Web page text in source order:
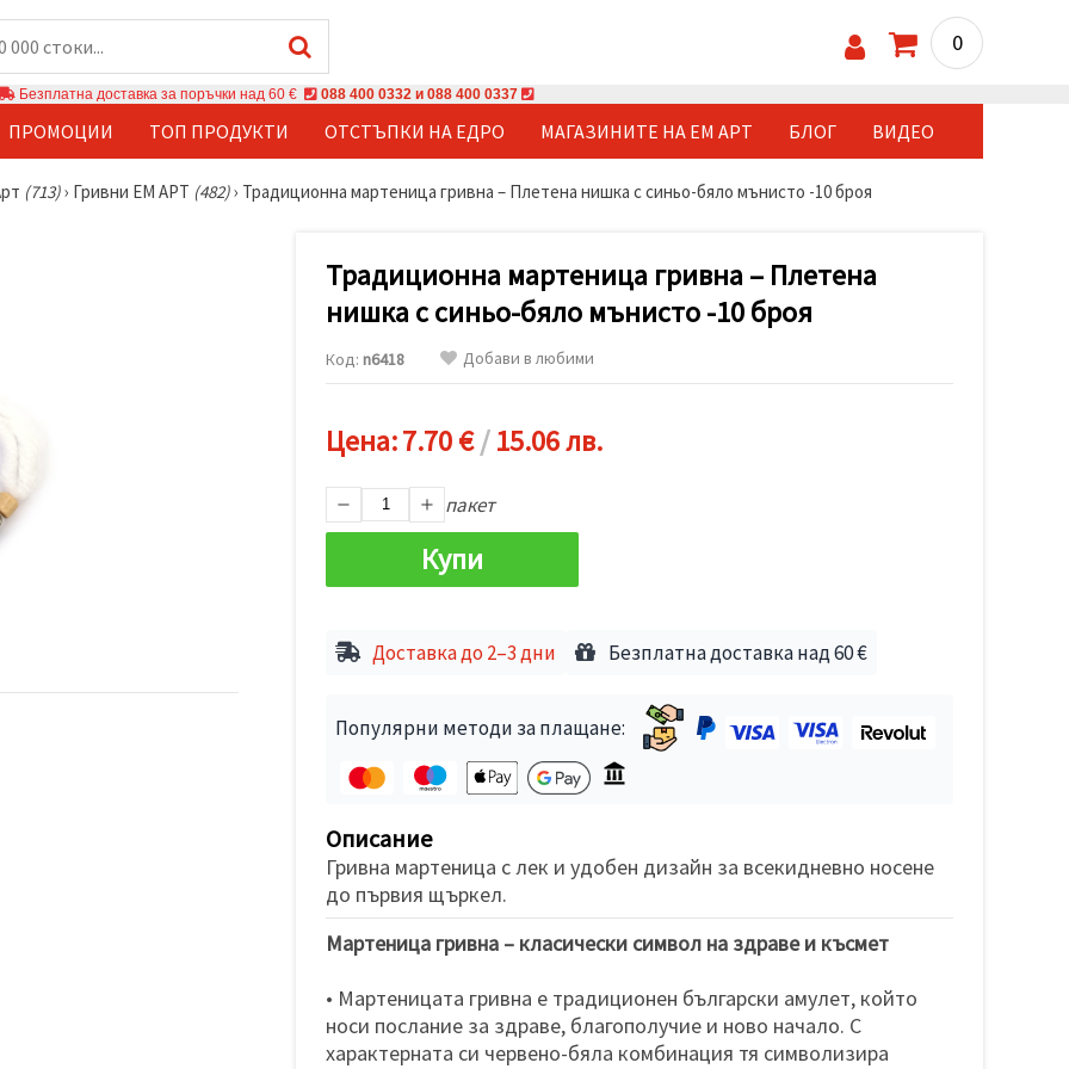
0
Безплатна доставка за поръчки над 60 € 088 400 0332 и 088 400 0337
ПРОМОЦИИ ТОП ПРОДУКТИ ОТСТЪПКИ НА ЕДРО МАГАЗИНИТЕ НА ЕМ АРТ БЛОГ ВИДЕО
(713)› Гривни ЕМ АРТ (482)› Традиционна мартеница гривна – Плетена нишка с синьо-бяло мънисто -10 броя
Традиционна мартеница гривна – Плетена
нишка с синьо-бяло мънисто -10 броя
Код: n6418 Добави в любими
Цена:7.70 €/15.06 лв.
пакет
Купи
Доставка до 2–3 дни Безплатна доставка над 60 €
Популярни методи за плащане:
Описание
Гривна мартеница с лек и удобен дизайн за всекидневно носене
до първия щъркел.
Мартеница гривна – класически символ на здраве и късмет
• Мартеницата гривна е традиционен български амулет, който
носи послание за здраве, благополучие и ново начало. С
характерната си червено-бяла комбинация тя символизира